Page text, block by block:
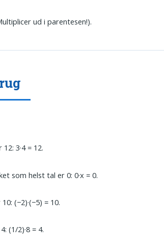
ud i parentesen!).
3·4 = 12.
som helst tal er 0: 0·x = 0.
(−2)·(−5) = 10.
(1/2)·8 = 4.